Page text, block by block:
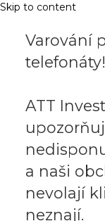
Skip to content
Varování
telefonáty!
ATT
a naši
nevolají
neznají.